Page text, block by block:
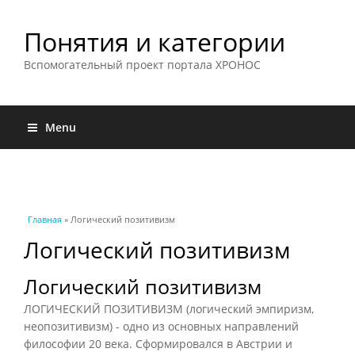
Понятия и категории
Вспомогательный проект портала ХРОНОС
Menu
Вы здесь
Главная » Логический позитивизм
Логический позитивизм
Логический позитивизм
ЛОГИЧЕСКИЙ ПОЗИТИВИЗМ (логический эмпиризм,
неопозитивизм) - одно из основных направлений
философии 20 века. Сформировался в Австрии и